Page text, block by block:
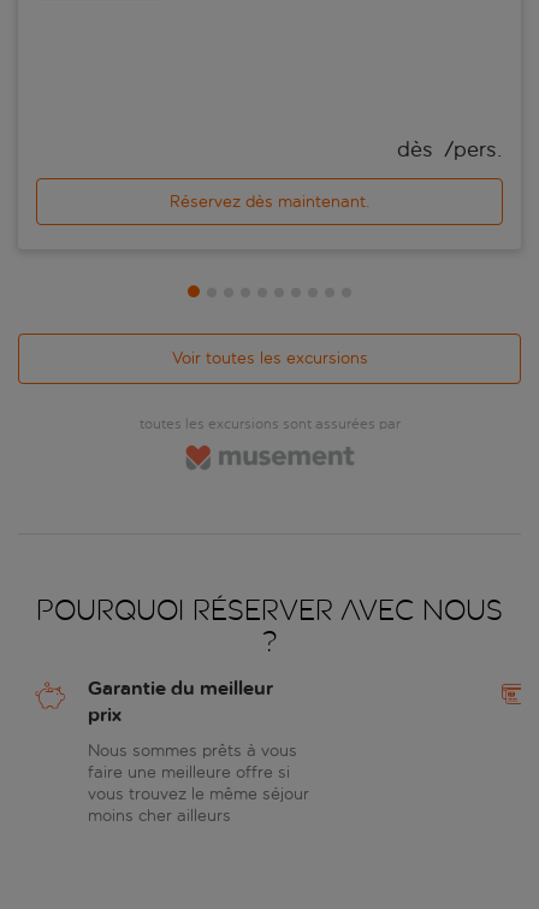
dès /pers.
Réservez dès maintenant.
Voir toutes les excursions
toutes les excursions sont assurées par
Pourquoi réserver avec nous
?
Garantie du meilleur
prix
Nous sommes prêts à vous
faire une meilleure offre si
vous trouvez le même séjour
moins cher ailleurs